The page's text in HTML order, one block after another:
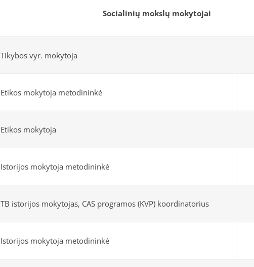
Socialinių mokslų mokytojai
Tikybos vyr. mokytoja
Etikos mokytoja metodininkė
Etikos mokytoja
Istorijos mokytoja metodininkė
TB istorijos mokytojas, CAS programos (KVP) koordinatorius
Istorijos mokytoja metodininkė